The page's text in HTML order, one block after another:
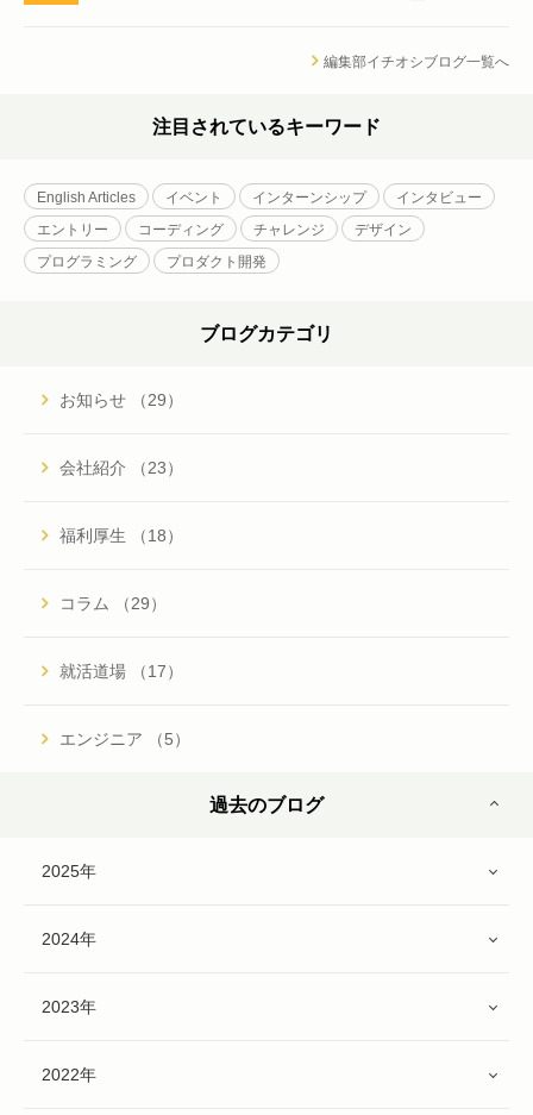
編集部イチオシブログ一覧へ
注目されているキーワード
English Articles イベント インターンシップ
インタビュー
エントリー
コーディング チャレンジ
デザイン
プログラミング
プロダクト開発
ブログカテゴリ
お知らせ （29）
会社紹介 （23）
福利厚生 （18）
コラム （29）
就活道場 （17）
エンジニア （5）
過去のブログ
2025年
2024年
2023年
2022年